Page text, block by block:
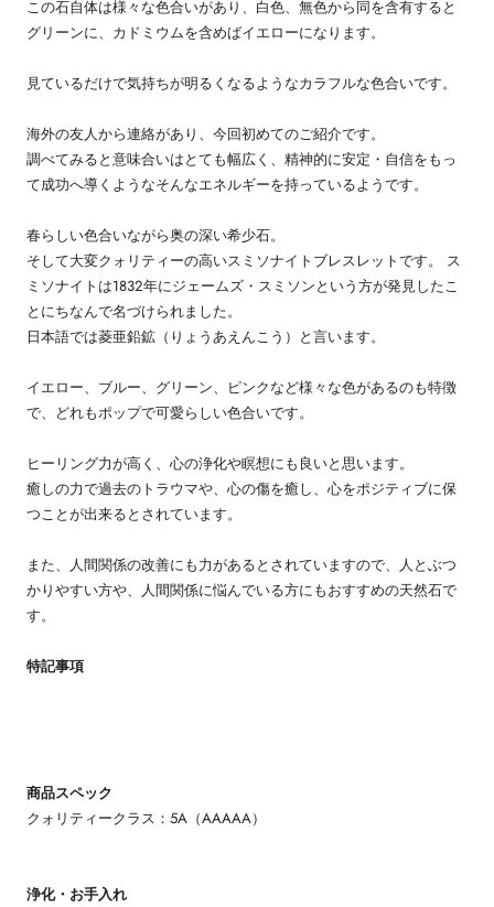
この石自体は様々な色合いがあり、白色、無色から同を含有すると
グリーンに、カドミウムを含めばイエローになります。
見ているだけで気持ちが明るくなるようなカラフルな色合いです。
海外の友人から連絡があり、今回初めてのご紹介です。
調べてみると意味合いはとても幅広く、精神的に安定・自信をもっ
て成功へ導くようなそんなエネルギーを持っているようです。
春らしい色合いながら奥の深い希少石。
そして大変クォリティーの高いスミソナイトブレスレットです。 ス
ミソナイトは1832年にジェームズ・スミソンという方が発見したこ
とにちなんで名づけられました。
日本語では菱亜鉛鉱（りょうあえんこう）と言います。
イエロー、ブルー、グリーン、ピンクなど様々な色があるのも特徴
で、どれもポップで可愛らしい色合いです。
ヒーリング力が高く、心の浄化や瞑想にも良いと思います。
癒しの力で過去のトラウマや、心の傷を癒し、心をポジティブに保
つことが出来るとされています。
また、人間関係の改善にも力があるとされていますので、人とぶつ
かりやすい方や、人間関係に悩んでいる方にもおすすめの天然石で
す。
特記事項
商品スペック
クォリティークラス：5A（AAAAA）
浄化・お手入れ